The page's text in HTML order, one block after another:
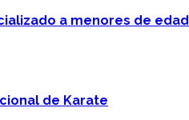
a menores de edad
de Karate